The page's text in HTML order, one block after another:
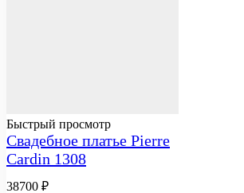
Быстрый просмотр
Свадебное платье Pierre
Cardin 1308
38700 ₽